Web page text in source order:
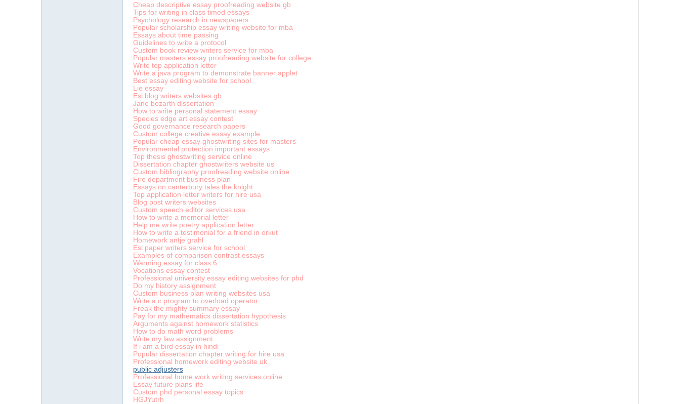
Cheap descriptive essay proofreading website gb
Tips for writing in class timed essays
Psychology research in newspapers
Popular scholarship essay writing website for mba
Essays about time passing
Guidelines to write a protocol
Custom book review writers service for mba
Popular masters essay proofreading website for college
Write top application letter
Write a java program to demonstrate banner applet
Best essay editing website for school
Lie essay
Esl blog writers websites gb
Jane bozarth dissertation
How to write personal statement essay
Species edge art essay contest
Good governance research papers
Custom college creative essay example
Popular cheap essay ghostwriting sites for masters
Environmental protection important essays
Top thesis ghostwriting service online
Dissertation chapter ghostwriters website us
Custom bibliography proofreading website online
Fire department business plan
Essays on canterbury tales the knight
Top application letter writers for hire usa
Blog post writers websites
Custom speech editor services usa
How to write a memorial letter
Help me write poetry application letter
How to write a testimonial for a friend in orkut
Homework antje grahl
Esl paper writers service for school
Examples of comparison contrast essays
Warming essay for class 6
Vocations essay contest
Professional university essay editing websites for phd
Do my history assignment
Custom business plan writing websites usa
Write a c program to overload operator
Freak the mighty summary essay
Pay for my mathematics dissertation hypothesis
Arguments against homework statistics
How to do math word problems
Write my law assignment
If i am a bird essay in hindi
Popular dissertation chapter writing for hire usa
Professional homework editing website uk
public adjusters
Professional home work writing services online
Essay future plans life
Custom phd personal essay topics
HGJYutrh